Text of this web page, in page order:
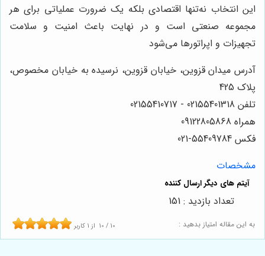
این انتخاب نه‌تنها اقتصادی بلکه یک ضرورت عملیاتی برای هر
مجموعه صنعتی است و در نهایت باعث امنیت و سلامت
تجهیزات و اپراتورها می‌شود
آدرس میدان قزوین، خیابان قزوین، نرسیده به خیابان مخصوص،
پلاک 425
تلفن 02155401318 - 02155410717
همراه 09122805868
فکس 55409784-021
مشخصات
به این مقاله امتیاز بدهید : 10 / 10 از 1 کاربر
تعداد بازدید : 151